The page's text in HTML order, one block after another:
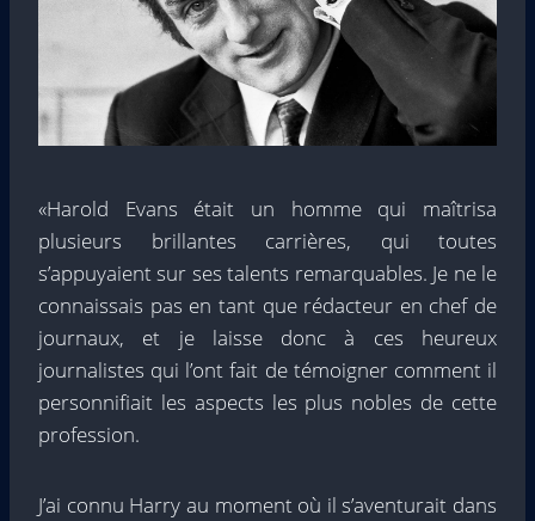
«Harold Evans était un homme qui maîtrisa
plusieurs brillantes carrières, qui toutes
s’appuyaient sur ses talents remarquables. Je ne le
connaissais pas en tant que rédacteur en chef de
journaux, et je laisse donc à ces heureux
journalistes qui l’ont fait de témoigner comment il
personnifiait les aspects les plus nobles de cette
profession.
J’ai connu Harry au moment où il s’aventurait dans